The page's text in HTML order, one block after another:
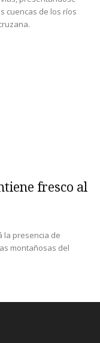
cuencas de los ríos
fresco al
la presencia de
montañosas del